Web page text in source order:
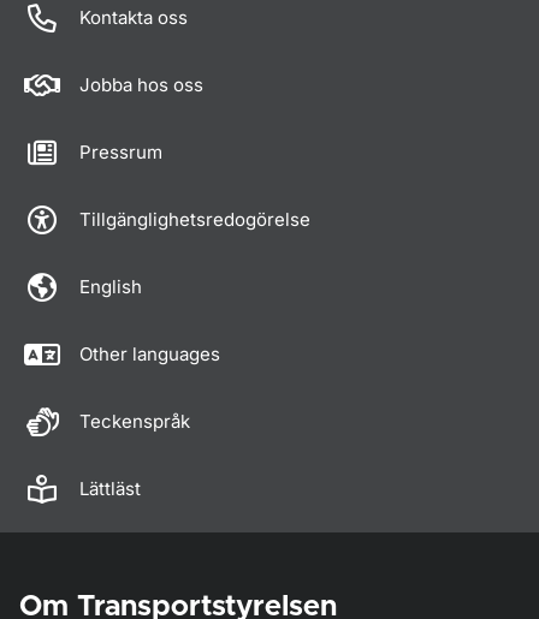
Kontakta oss
Jobba hos oss
Pressrum
Tillgänglighetsredogörelse
English
Other languages
Teckenspråk
Lättläst
Om Transportstyrelsen